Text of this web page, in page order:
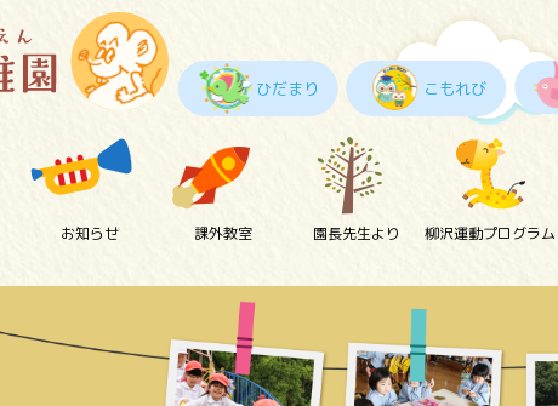
ひだまり こもれび
お知らせ 課外教室 園長先生より 柳沢運動プログラム